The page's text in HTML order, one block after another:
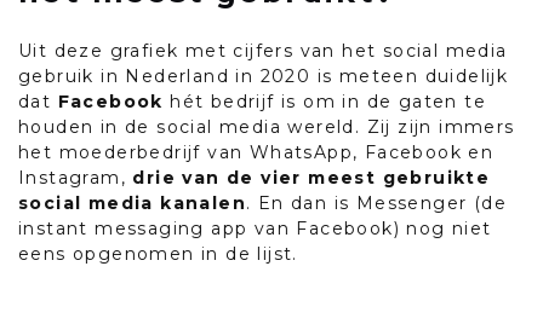
Uit deze grafiek met cijfers van het social media
gebruik in Nederland in 2020 is meteen duidelijk
dat Facebook hét bedrijf is om in de gaten te
houden in de social media wereld. Zij zijn immers
het moederbedrijf van WhatsApp, Facebook en
Instagram, drie van de vier meest gebruikte
social media kanalen. En dan is Messenger (de
instant messaging app van Facebook) nog niet
eens opgenomen in de lijst.